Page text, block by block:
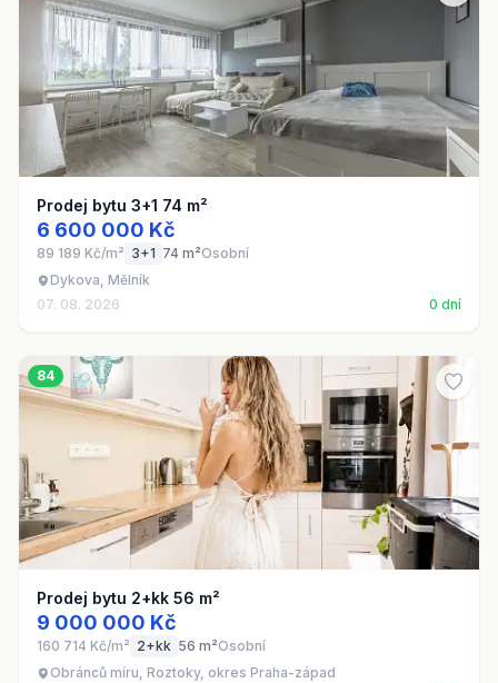
Prodej bytu 3+1 74 m²
6 600 000 Kč
89 189 Kč/m² 3+1 74 m²Osobní
Dykova, Mělník
07. 08. 2026
0 dní
84
Prodej bytu 2+kk 56 m²
9 000 000 Kč
160 714 Kč/m² 2+kk 56 m²Osobní
Obránců míru, Roztoky, okres Praha-západ